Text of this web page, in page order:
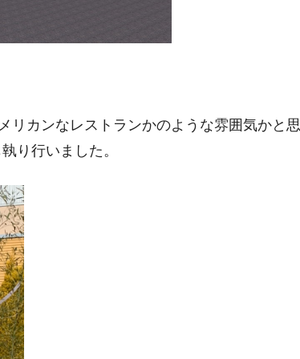
カンなレストランかのような雰囲気かと思
り行いました。